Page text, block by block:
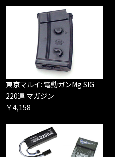
東京マルイ: 電動ガンMg SIG
220連 マガジン
￥4,158